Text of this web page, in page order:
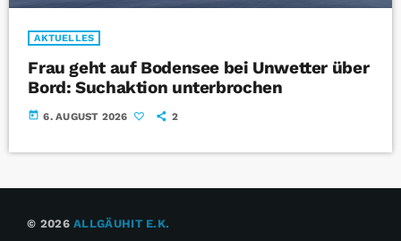
AKTUELLES
Frau geht auf Bodensee bei Unwetter über
Bord: Suchaktion unterbrochen
today 6. AUGUST 2026 2
© 2026ALLGÄUHIT E.K.